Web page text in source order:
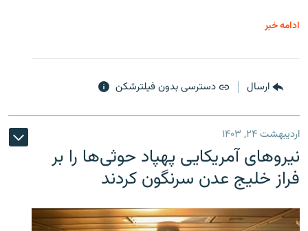
ادامه خبر
ارسال دسترسی بدون فیلترشکن
اردیبهشت ۲۴, ۱۴۰۳
نیروهای آمریکایی پهپاد حوثی‌ها را بر
فراز خلیج عدن سرنگون کردند